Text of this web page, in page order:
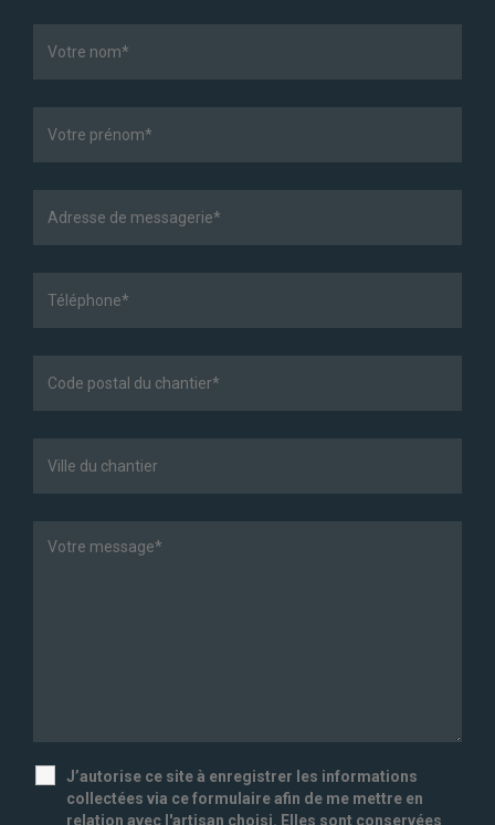
J’autorise ce site à enregistrer les informations
collectées via ce formulaire afin de me mettre en
relation avec l'artisan choisi. Elles sont conservées